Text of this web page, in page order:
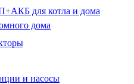
для котла и дома
дома
и насосы